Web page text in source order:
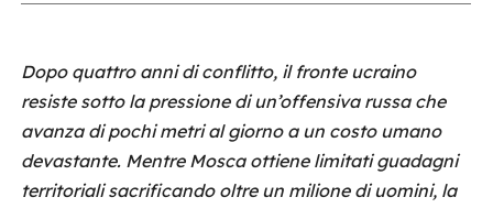
Dopo quattro anni di conflitto, il fronte ucraino
resiste sotto la pressione di un’offensiva russa che
avanza di pochi metri al giorno a un costo umano
devastante. Mentre Mosca ottiene limitati guadagni
territoriali sacrificando oltre un milione di uomini, la